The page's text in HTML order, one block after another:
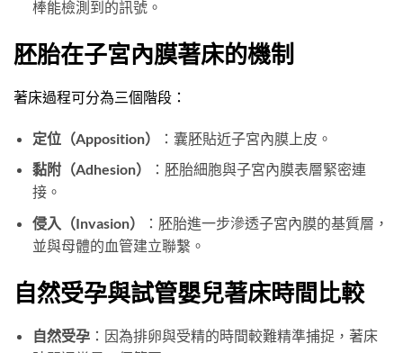
棒能檢測到的訊號。
胚胎在子宮內膜著床的機制
著床過程可分為三個階段：
定位（Apposition）
：囊胚貼近子宮內膜上皮。
黏附（Adhesion）
：胚胎細胞與子宮內膜表層緊密連
接。
侵入（Invasion）
：胚胎進一步滲透子宮內膜的基質層，
並與母體的血管建立聯繫。
自然受孕與試管嬰兒著床時間比較
自然受孕：因為排卵與受精的時間較難精準捕捉，著床